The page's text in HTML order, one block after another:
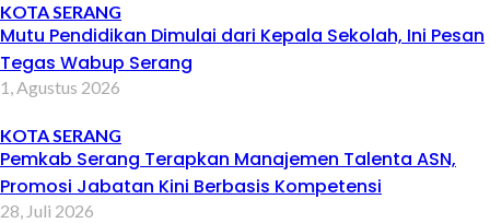
KOTA SERANG
Mutu Pendidikan Dimulai dari Kepala Sekolah, Ini Pesan
Tegas Wabup Serang
1, Agustus 2026
KOTA SERANG
Pemkab Serang Terapkan Manajemen Talenta ASN,
Promosi Jabatan Kini Berbasis Kompetensi
28, Juli 2026